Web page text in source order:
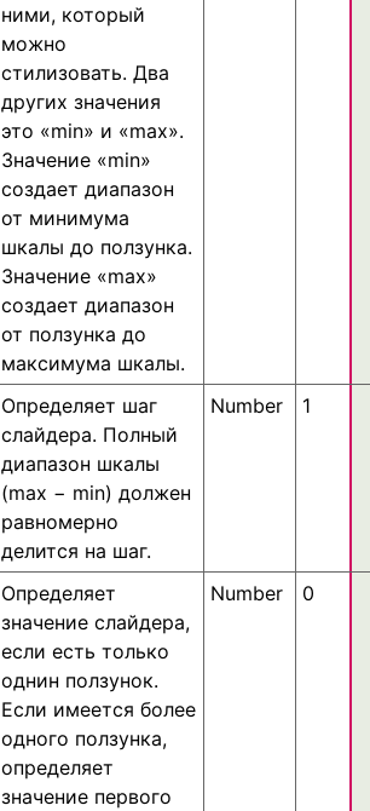
ними, который
можно
стилизовать. Два
других значения
это «min» и «max».
Значение «min»
создает диапазон
от минимума
шкалы до ползунка.
Значение «max»
создает диапазон
от ползунка до
максимума шкалы.
Определяет шаг
слайдера. Полный
диапазон шкалы
(max − min) должен
равномерно
делится на шаг.
Number 1
Определяет
значение слайдера,
если есть только
однин ползунок.
Если имеется более
одного ползунка,
определяет
значение первого
Number 0